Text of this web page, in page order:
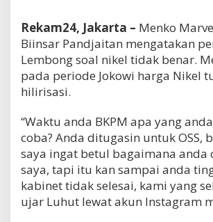
Rekam24, Jakarta – Menko
Biinsar Pandjaitan mengatakan
Lembong soal nikel tidak benar.
pada periode Jokowi harga Nikel
hilirisasi.
“Waktu anda BKPM apa yang
coba? Anda ditugasin untuk OSS,
saya ingat betul bagaimana anda
saya, tapi itu kan sampai anda
kabinet tidak selesai, kami yang
ujar Luhut lewat akun Instagram